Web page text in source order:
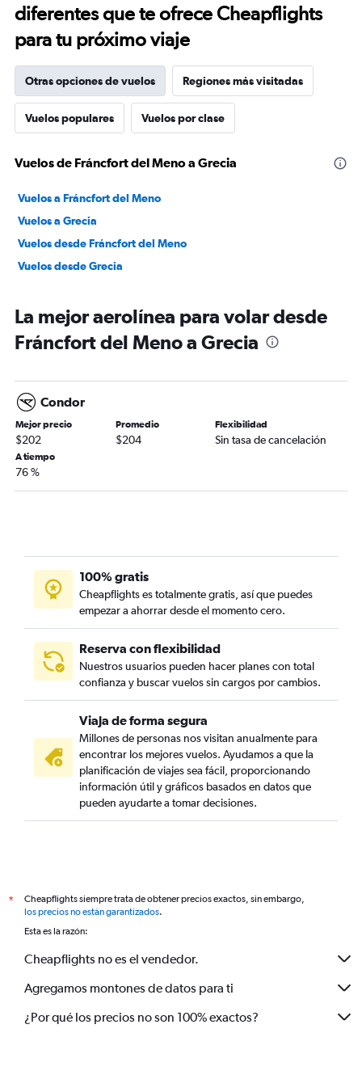
diferentes que te ofrece Cheapflights
para tu próximo viaje
Otras opciones de vuelos Regiones más visitadas
Vuelos populares Vuelos por clase
Vuelos de Fráncfort del Meno a Grecia
Vuelos a Fráncfort del Meno
Vuelos a Grecia
Vuelos desde Fráncfort del Meno
Vuelos desde Grecia
La mejor aerolínea para volar desde
Fráncfort del Meno a Grecia
Condor
Mejor precio
$202
Promedio
$204
Flexibilidad
Sin tasa de cancelación
A tiempo
76 %
100% gratis
Cheapflights es totalmente gratis, así que puedes
empezar a ahorrar desde el momento cero.
Reserva con flexibilidad
Nuestros usuarios pueden hacer planes con total
confianza y buscar vuelos sin cargos por cambios.
Viaja de forma segura
Millones de personas nos visitan anualmente para
encontrar los mejores vuelos. Ayudamos a que la
planificación de viajes sea fácil, proporcionando
información útil y gráficos basados en datos que
pueden ayudarte a tomar decisiones.
*
Cheapflights siempre trata de obtener precios exactos, sin embargo,
los precios no están garantizados.
Esta es la razón:
Cheapflights no es el vendedor.
Agregamos montones de datos para ti
¿Por qué los precios no son 100% exactos?